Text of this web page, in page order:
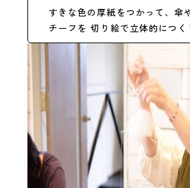
すきな色の厚紙をつかって、傘
チーフを 切り絵で立体的につく